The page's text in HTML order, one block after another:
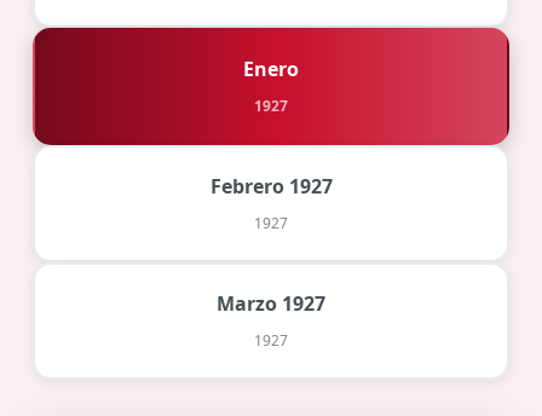
Enero
1927
Febrero 1927
1927
Marzo 1927
1927